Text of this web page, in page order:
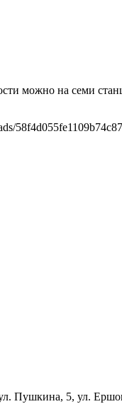
можно на семи
Пушкина, 5, ул.